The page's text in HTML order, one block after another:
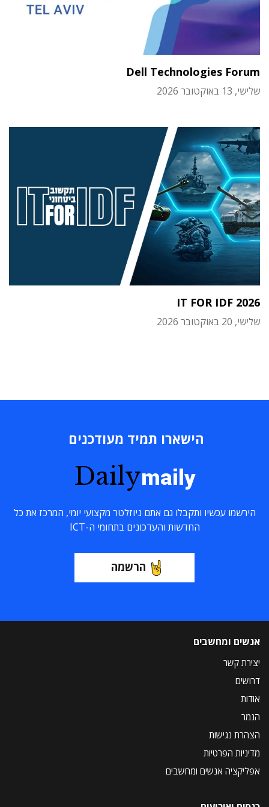
Dell Technologies Forum
שלישי, 13 באוקטובר 2026
IT FOR IDF 2026
שלישי, 20 באוקטובר 2026
הישארו תמיד מעודכנים
Dailymaily
הירשמו עכשיו ותקבלו גם אתם ניוזלטר מקצועי יומי, המרכז את כל
החדשות והעדכונים בתחומי ה-ICT
הרשמה
אנשים ומחשבים
יצירת קשר
דרושים
אודות
הנמר
הצהרת נגישות
מדיניות הפרטיות
אפליקציה אנשים ומחשבים